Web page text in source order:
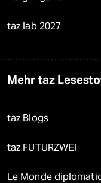
taz lab 2027
Mehr taz
taz Blogs
taz FUTURZWEI
Le Monde